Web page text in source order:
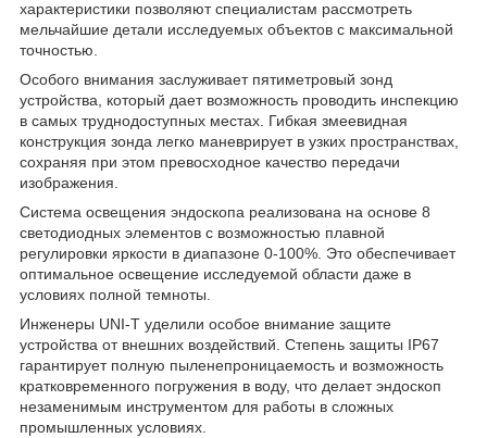
характеристики позволяют специалистам рассмотреть
мельчайшие детали исследуемых объектов с максимальной
точностью.
Особого внимания заслуживает пятиметровый зонд
устройства, который дает возможность проводить инспекцию
в самых труднодоступных местах. Гибкая змеевидная
конструкция зонда легко маневрирует в узких пространствах,
сохраняя при этом превосходное качество передачи
изображения.
Система освещения эндоскопа реализована на основе 8
светодиодных элементов с возможностью плавной
регулировки яркости в диапазоне 0-100%. Это обеспечивает
оптимальное освещение исследуемой области даже в
условиях полной темноты.
Инженеры UNI-T уделили особое внимание защите
устройства от внешних воздействий. Степень защиты IP67
гарантирует полную пыленепроницаемость и возможность
кратковременного погружения в воду, что делает эндоскоп
незаменимым инструментом для работы в сложных
промышленных условиях.